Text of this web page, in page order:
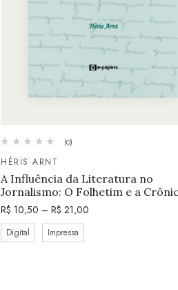
(0)
HÉRIS ARNT
A Influência da Literatura no
Jornalismo: O Folhetim e a
R$ 10,50 – R$ 21,00
Digital Impressa